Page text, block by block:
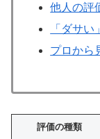
他人の評
「ダサ
プロから
評価の種類